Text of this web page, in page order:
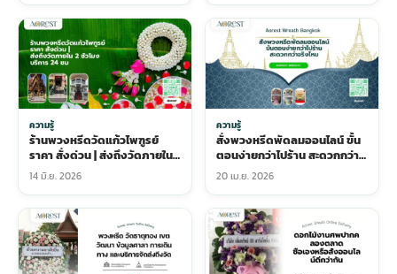
ความรู้
ร้านพวงหรีดวัดแก้วไพฑูรย์
ราคา สั่งด่วน | ส่งถึงวัดภายใน
2 ชั่วโมง บริการ 24 ชม
14 มิ.ย. 2026
ความรู้
สั่งพวงหรีดพัดลมออนไลน์ ขั้น
ตอนง่ายกว่าไปร้าน สะดวกกว่า
จริงไหม
20 เม.ย. 2026